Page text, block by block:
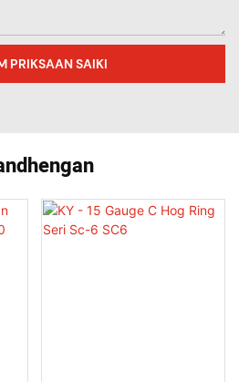
PRIKSAAN SAIKI